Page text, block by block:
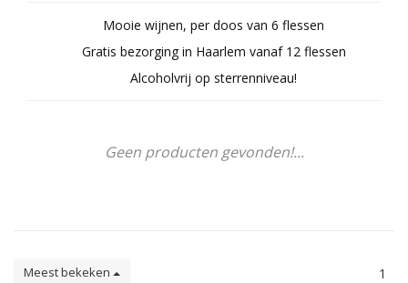
Mooie wijnen, per doos van 6 flessen
Gratis bezorging in Haarlem vanaf 12 flessen
Alcoholvrij op sterrenniveau!
Geen producten gevonden!...
Meest bekeken 1